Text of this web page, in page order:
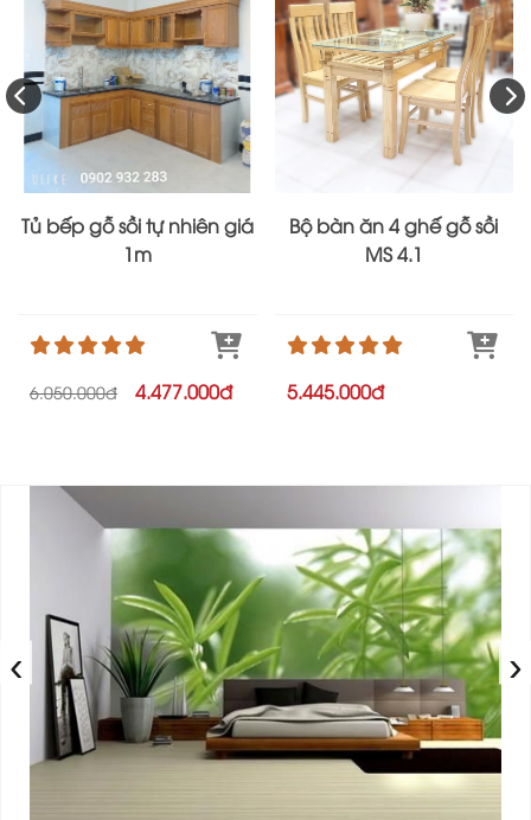
Tủ bếp gỗ sồi tự nhiên giá
1m
6.050.000đ 4.477.000đ
Bộ bàn ăn 4 ghế gỗ sồi
MS 4.1
5.445.000đ
‹ ›